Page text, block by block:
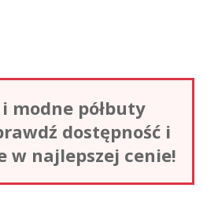
modne półbuty
dostępność i
w najlepszej cenie!